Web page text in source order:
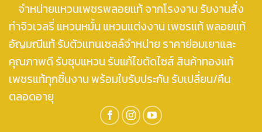
จำหน่ายแหวนเพชรพลอยแท้ จากโรงงาน รับงานสั่ง
ทำจิวเวลรี่ แหวนหมั้น แหวนแต่งงาน เพชรแท้ พลอยแท้
อัญมณีแท้ รับตัวแทนเซลล์จำหน่าย ราคาย่อมเยาและ
คุณภาพดี รับชุบแหวน รับแก้ไขตัดไซส์ สินค้าทองแท้
เพชรแท้ทุกชิ้นงาน พร้อมใบรับประกัน รับเปลี่ยน/คืน
ตลอดอายุ